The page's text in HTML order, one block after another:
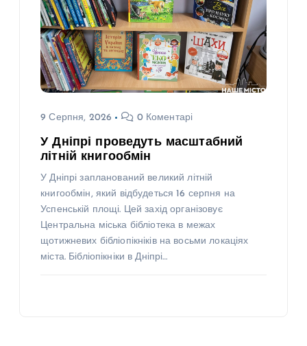
9 Серпня, 2026 0 Коментарі
У Дніпрі проведуть масштабний
літній книгообмін
У Дніпрі запланований великий літній
книгообмін, який відбудеться 16 серпня на
Успенській площі. Цей захід організовує
Центральна міська бібліотека в межах
щотижневих бібліопікніків на восьми локаціях
міста. Бібліопікніки в Дніпрі…